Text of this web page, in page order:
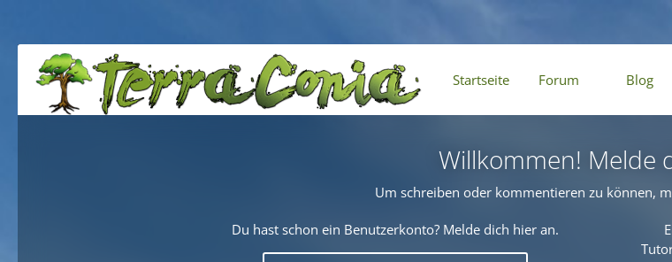
Startseite Forum Blog
Willkommen! Melde
Um schreiben oder kommentieren zu können,
Du hast schon ein Benutzerkonto? Melde dich hier an.